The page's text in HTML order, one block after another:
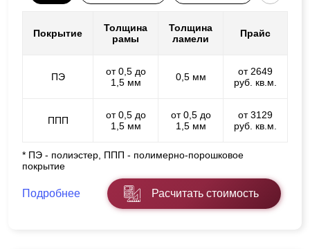
Покрытие
Толщина
рамы
Толщина
ламели
Прайс
ПЭ
от 0,5 до
1,5 мм
0,5 мм
от 2649
руб. кв.м.
ППП
от 0,5 до
1,5 мм
от 0,5 до
1,5 мм
от 3129
руб. кв.м.
* ПЭ - полиэстер, ППП - полимерно-порошковое
покрытие
Подробнее Расчитать стоимость